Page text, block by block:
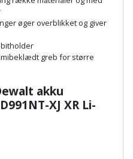
øger overblikket og giver
greb for større
akku
XJ XR Li-